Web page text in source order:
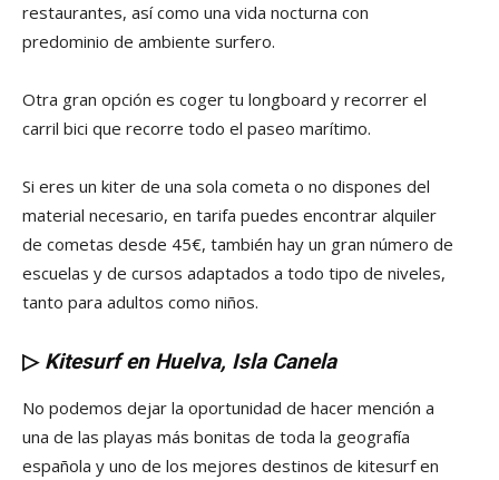
restaurantes, así como una vida nocturna con
predominio de ambiente surfero.
Otra gran opción es coger tu longboard y recorrer el
carril bici que recorre todo el paseo marítimo.
Si eres un kiter de una sola cometa o no dispones del
material necesario, en tarifa puedes encontrar alquiler
de cometas desde 45€, también hay un gran número de
escuelas y de cursos adaptados a todo tipo de niveles,
tanto para adultos como niños.
▷ Kitesurf en Huelva, Isla Canela
No podemos dejar la oportunidad de hacer mención a
una de las playas más bonitas de toda la geografía
española y uno de los mejores destinos de kitesurf en